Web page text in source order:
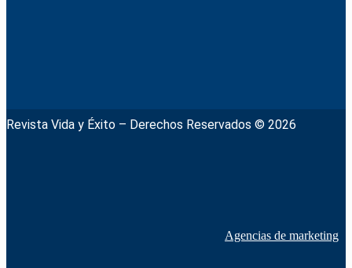
Revista Vida y Éxito – Derechos Reservados © 2026
Agencias de marketing